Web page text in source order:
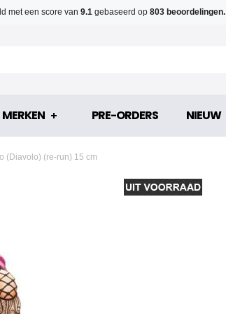
met een score van 9.1 gebaseerd op 803 beoordelingen.
MERKEN PRE-ORDERS NIEUW
(Diavolo) (re-run) 15 cm